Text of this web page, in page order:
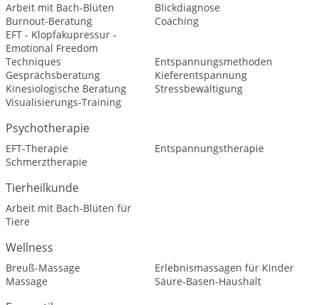
Arbeit mit Bach-Blüten
Blickdiagnose
Burnout-Beratung
Coaching
EFT - Klopfakupressur -
Emotional Freedom
Techniques
Entspannungsmethoden
Gesprächsberatung
Kieferentspannung
Kinesiologische Beratung
Stressbewältigung
Visualisierungs-Training
Psychotherapie
EFT-Therapie
Entspannungstherapie
Schmerztherapie
Tierheilkunde
Arbeit mit Bach-Blüten für
Tiere
Wellness
Breuß-Massage
Erlebnismassagen für Kinder
Massage
Säure-Basen-Haushalt